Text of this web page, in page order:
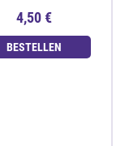
4,50 €
BESTELLEN